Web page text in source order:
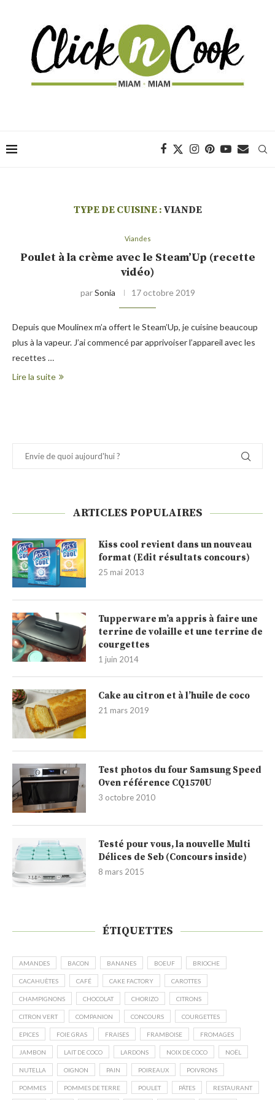
TYPE DE CUISINE : VIANDE
Viandes
Poulet à la crème avec le Steam’Up (recette
vidéo)
parSonia 17 octobre 2019
Depuis que Moulinex m’a offert le Steam’Up, je cuisine beaucoup
plus à la vapeur. J’ai commencé par apprivoiser l’appareil avec les
recettes …
Lire la suite
ARTICLES POPULAIRES
Kiss cool revient dans un nouveau
format (Edit résultats concours)
25 mai 2013
Tupperware m’a appris à faire une
terrine de volaille et une terrine de
courgettes
1 juin 2014
Cake au citron et à l’huile de coco
21 mars 2019
Test photos du four Samsung Speed
Oven référence CQ1570U
3 octobre 2010
Testé pour vous, la nouvelle Multi
Délices de Seb (Concours inside)
8 mars 2015
ÉTIQUETTES
AMANDES BACON BANANES BOEUF BRIOCHE
CACAHUÈTES CAFÉ CAKE FACTORY CAROTTES
CHAMPIGNONS CHOCOLAT CHORIZO CITRONS
CITRON VERT COMPANION CONCOURS COURGETTES
EPICES FOIE GRAS FRAISES FRAMBOISE FROMAGES
JAMBON LAIT DE COCO LARDONS NOIX DE COCO NOËL
NUTELLA OIGNON PAIN POIREAUX POIVRONS
POMMES POMMES DE TERRE POULET PÂTES RESTAURANT